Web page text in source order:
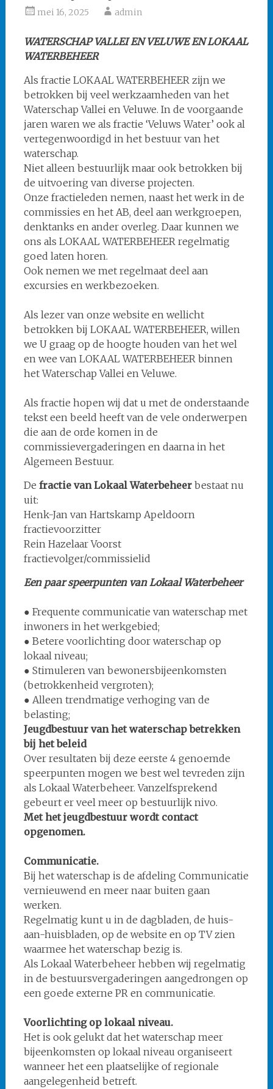
mei 16, 2025 admin
WATERSCHAP VALLEI EN VELUWE EN LOKAAL
WATERBEHEER
Als fractie LOKAAL WATERBEHEER zijn we
betrokken bij veel werkzaamheden van het
Waterschap Vallei en Veluwe. In de voorgaande
jaren waren we als fractie ‘Veluws Water’ ook al
vertegenwoordigd in het bestuur van het
waterschap.
Niet alleen bestuurlijk maar ook betrokken bij
de uitvoering van diverse projecten.
Onze fractieleden nemen, naast het werk in de
commissies en het AB, deel aan werkgroepen,
denktanks en ander overleg. Daar kunnen we
ons als LOKAAL WATERBEHEER regelmatig
goed laten horen.
Ook nemen we met regelmaat deel aan
excursies en werkbezoeken.
Als lezer van onze website en wellicht
betrokken bij LOKAAL WATERBEHEER, willen
we U graag op de hoogte houden van het wel
en wee van LOKAAL WATERBEHEER binnen
het Waterschap Vallei en Veluwe.
Als fractie hopen wij dat u met de onderstaande
tekst een beeld heeft van de vele onderwerpen
die aan de orde komen in de
commissievergaderingen en daarna in het
Algemeen Bestuur.
De fractie van Lokaal Waterbeheer bestaat nu
uit:
Henk-Jan van Hartskamp Apeldoorn
fractievoorzitter
Rein Hazelaar Voorst
fractievolger/commissielid
Een paar speerpunten van Lokaal Waterbeheer
● Frequente communicatie van waterschap met
inwoners in het werkgebied;
● Betere voorlichting door waterschap op
lokaal niveau;
● Stimuleren van bewonersbijeenkomsten
(betrokkenheid vergroten);
● Alleen trendmatige verhoging van de
belasting;
Jeugdbestuur van het waterschap betrekken
bij het beleid
Over resultaten bij deze eerste 4 genoemde
speerpunten mogen we best wel tevreden zijn
als Lokaal Waterbeheer. Vanzelfsprekend
gebeurt er veel meer op bestuurlijk nivo.
Met het jeugdbestuur wordt contact
opgenomen.
Communicatie.
Bij het waterschap is de afdeling Communicatie
vernieuwend en meer naar buiten gaan
werken.
Regelmatig kunt u in de dagbladen, de huis-
aan-huisbladen, op de website en op TV zien
waarmee het waterschap bezig is.
Als Lokaal Waterbeheer hebben wij regelmatig
in de bestuursvergaderingen aangedrongen op
een goede externe PR en communicatie.
Voorlichting op lokaal niveau.
Het is ook gelukt dat het waterschap meer
bijeenkomsten op lokaal niveau organiseert
wanneer het een plaatselijke of regionale
aangelegenheid betreft.